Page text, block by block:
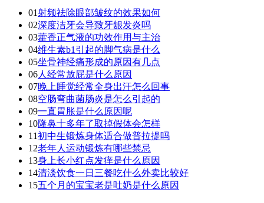
01射频祛除眼部皱纹的效果如何
02深度洁牙会导致牙龈发炎吗
03藿香正气液的功效作用与主治
04维生素b1引起的脚气病是什么
05坐骨神经痛形成的原因有几点
06人经常放屁是什么原因
07晚上睡觉经常全身出汗怎么回事
08空肠弯曲菌肠炎是怎么引起的
09一直胃胀是什么原因呢
10隆鼻十多年了取掉假体会怎样
11初中生锻炼身体适合做普拉提吗
12老年人运动锻炼有哪些禁忌
13身上长小红点发痒是什么原因
14清淡饮食一日三餐吃什么外卖比较好
15五个月的宝宝老是吐奶是什么原因